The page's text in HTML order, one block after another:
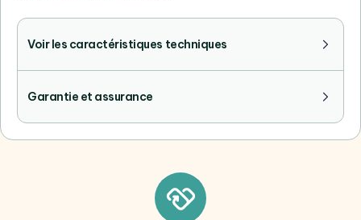
Voir les caractéristiques techniques
Garantie et assurance